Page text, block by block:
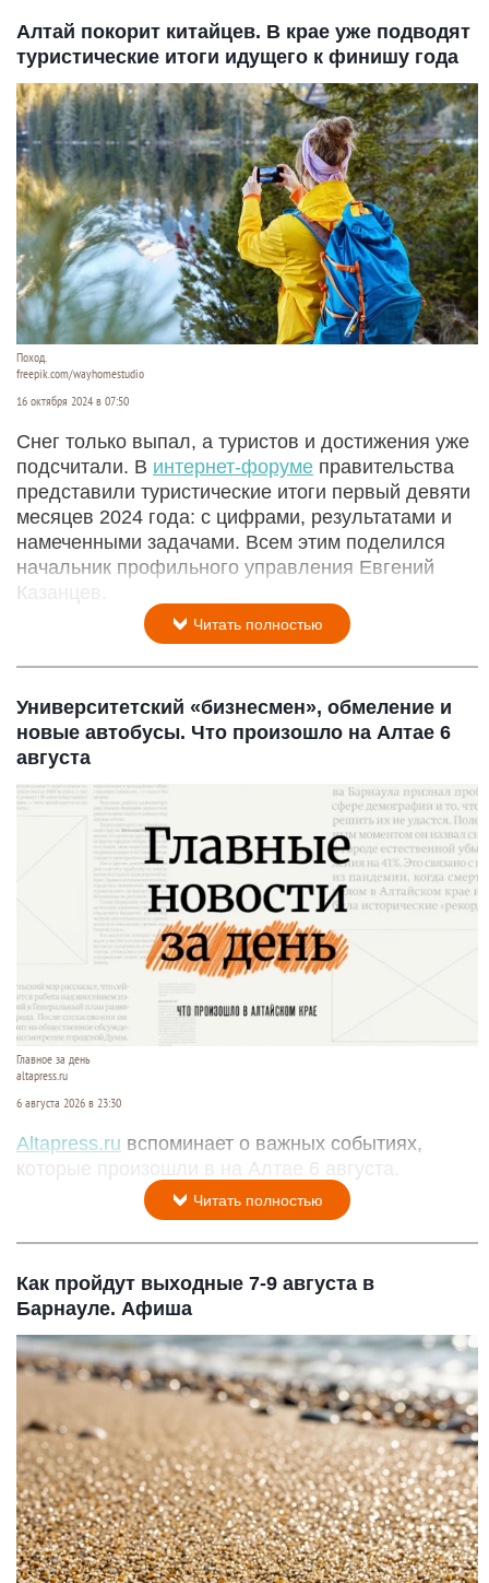
Алтай покорит китайцев. В крае уже подводят
туристические итоги идущего к финишу года
Поход.
freepik.com/wayhomestudio
16 октября 2024 в 07:50
Снег только выпал, а туристов и достижения уже
подсчитали. В интернет-форуме правительства
представили туристические итоги первый девяти
месяцев 2024 года: с цифрами, результатами и
намеченными задачами. Всем этим поделился
начальник профильного управления Евгений
Казанцев.
Читать полностью
Университетский «бизнесмен», обмеление и
новые автобусы. Что произошло на Алтае 6
августа
Главное за день
altapress.ru
6 августа 2026 в 23:30
Altapress.ru вспоминает о важных событиях,
которые произошли в на Алтае 6 августа.
Читать полностью
Как пройдут выходные 7-9 августа в
Барнауле. Афиша